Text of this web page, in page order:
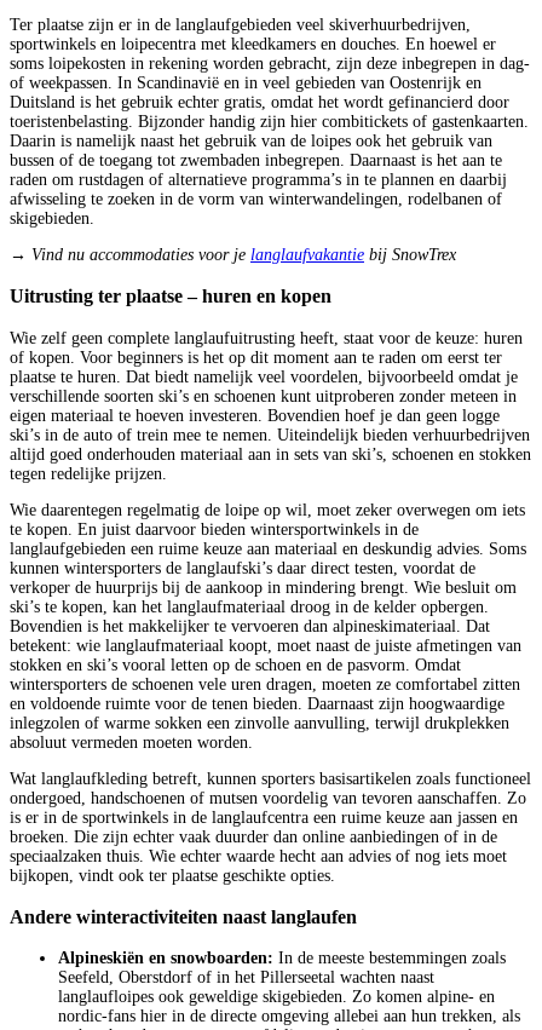
Ter plaatse zijn er in de langlaufgebieden veel skiverhuurbedrijven,
sportwinkels en loipecentra met kleedkamers en douches. En hoewel er
soms loipekosten in rekening worden gebracht, zijn deze inbegrepen in dag-
of weekpassen. In Scandinavië en in veel gebieden van Oostenrijk en
Duitsland is het gebruik echter gratis, omdat het wordt gefinancierd door
toeristenbelasting. Bijzonder handig zijn hier combitickets of gastenkaarten.
Daarin is namelijk naast het gebruik van de loipes ook het gebruik van
bussen of de toegang tot zwembaden inbegrepen. Daarnaast is het aan te
raden om rustdagen of alternatieve programma’s in te plannen en daarbij
afwisseling te zoeken in de vorm van winterwandelingen, rodelbanen of
skigebieden.
→ Vind nu accommodaties voor je langlaufvakantie bij SnowTrex
Uitrusting ter plaatse – huren en kopen
Wie zelf geen complete langlaufuitrusting heeft, staat voor de keuze: huren
of kopen. Voor beginners is het op dit moment aan te raden om eerst ter
plaatse te huren. Dat biedt namelijk veel voordelen, bijvoorbeeld omdat je
verschillende soorten ski’s en schoenen kunt uitproberen zonder meteen in
eigen materiaal te hoeven investeren. Bovendien hoef je dan geen logge
ski’s in de auto of trein mee te nemen. Uiteindelijk bieden verhuurbedrijven
altijd goed onderhouden materiaal aan in sets van ski’s, schoenen en stokken
tegen redelijke prijzen.
Wie daarentegen regelmatig de loipe op wil, moet zeker overwegen om iets
te kopen. En juist daarvoor bieden wintersportwinkels in de
langlaufgebieden een ruime keuze aan materiaal en deskundig advies. Soms
kunnen wintersporters de langlaufski’s daar direct testen, voordat de
verkoper de huurprijs bij de aankoop in mindering brengt. Wie besluit om
ski’s te kopen, kan het langlaufmateriaal droog in de kelder opbergen.
Bovendien is het makkelijker te vervoeren dan alpineskimateriaal. Dat
betekent: wie langlaufmateriaal koopt, moet naast de juiste afmetingen van
stokken en ski’s vooral letten op de schoen en de pasvorm. Omdat
wintersporters de schoenen vele uren dragen, moeten ze comfortabel zitten
en voldoende ruimte voor de tenen bieden. Daarnaast zijn hoogwaardige
inlegzolen of warme sokken een zinvolle aanvulling, terwijl drukplekken
absoluut vermeden moeten worden.
Wat langlaufkleding betreft, kunnen sporters basisartikelen zoals functioneel
ondergoed, handschoenen of mutsen voordelig van tevoren aanschaffen. Zo
is er in de sportwinkels in de langlaufcentra een ruime keuze aan jassen en
broeken. Die zijn echter vaak duurder dan online aanbiedingen of in de
speciaalzaken thuis. Wie echter waarde hecht aan advies of nog iets moet
bijkopen, vindt ook ter plaatse geschikte opties.
Andere winteractiviteiten naast langlaufen
Alpineskiën en snowboarden: In de meeste bestemmingen zoals
Seefeld, Oberstdorf of in het Pillerseetal wachten naast
langlaufloipes ook geweldige skigebieden. Zo komen alpine- en
nordic-fans hier in de directe omgeving allebei aan hun trekken, als